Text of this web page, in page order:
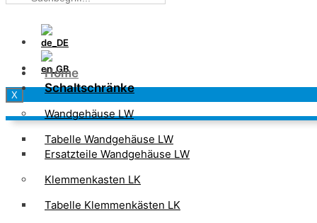
X
Home
Schaltschränke
Wandgehäuse LW
Tabelle Wandgehäuse LW
Ersatzteile Wandgehäuse LW
Klemmenkasten LK
Tabelle Klemmenkästen LK